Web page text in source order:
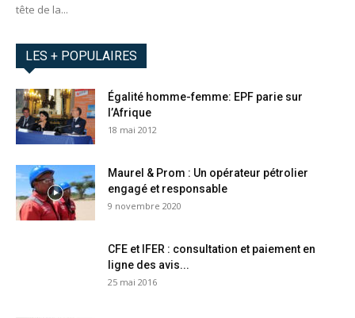
tête de la...
LES + POPULAIRES
Égalité homme-femme: EPF parie sur
l’Afrique
18 mai 2012
Maurel & Prom : Un opérateur pétrolier
engagé et responsable
9 novembre 2020
CFE et IFER : consultation et paiement en
ligne des avis...
25 mai 2016